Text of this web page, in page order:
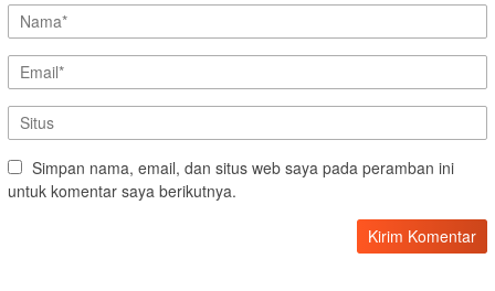
Simpan nama, email, dan situs web saya pada peramban ini
untuk komentar saya berikutnya.